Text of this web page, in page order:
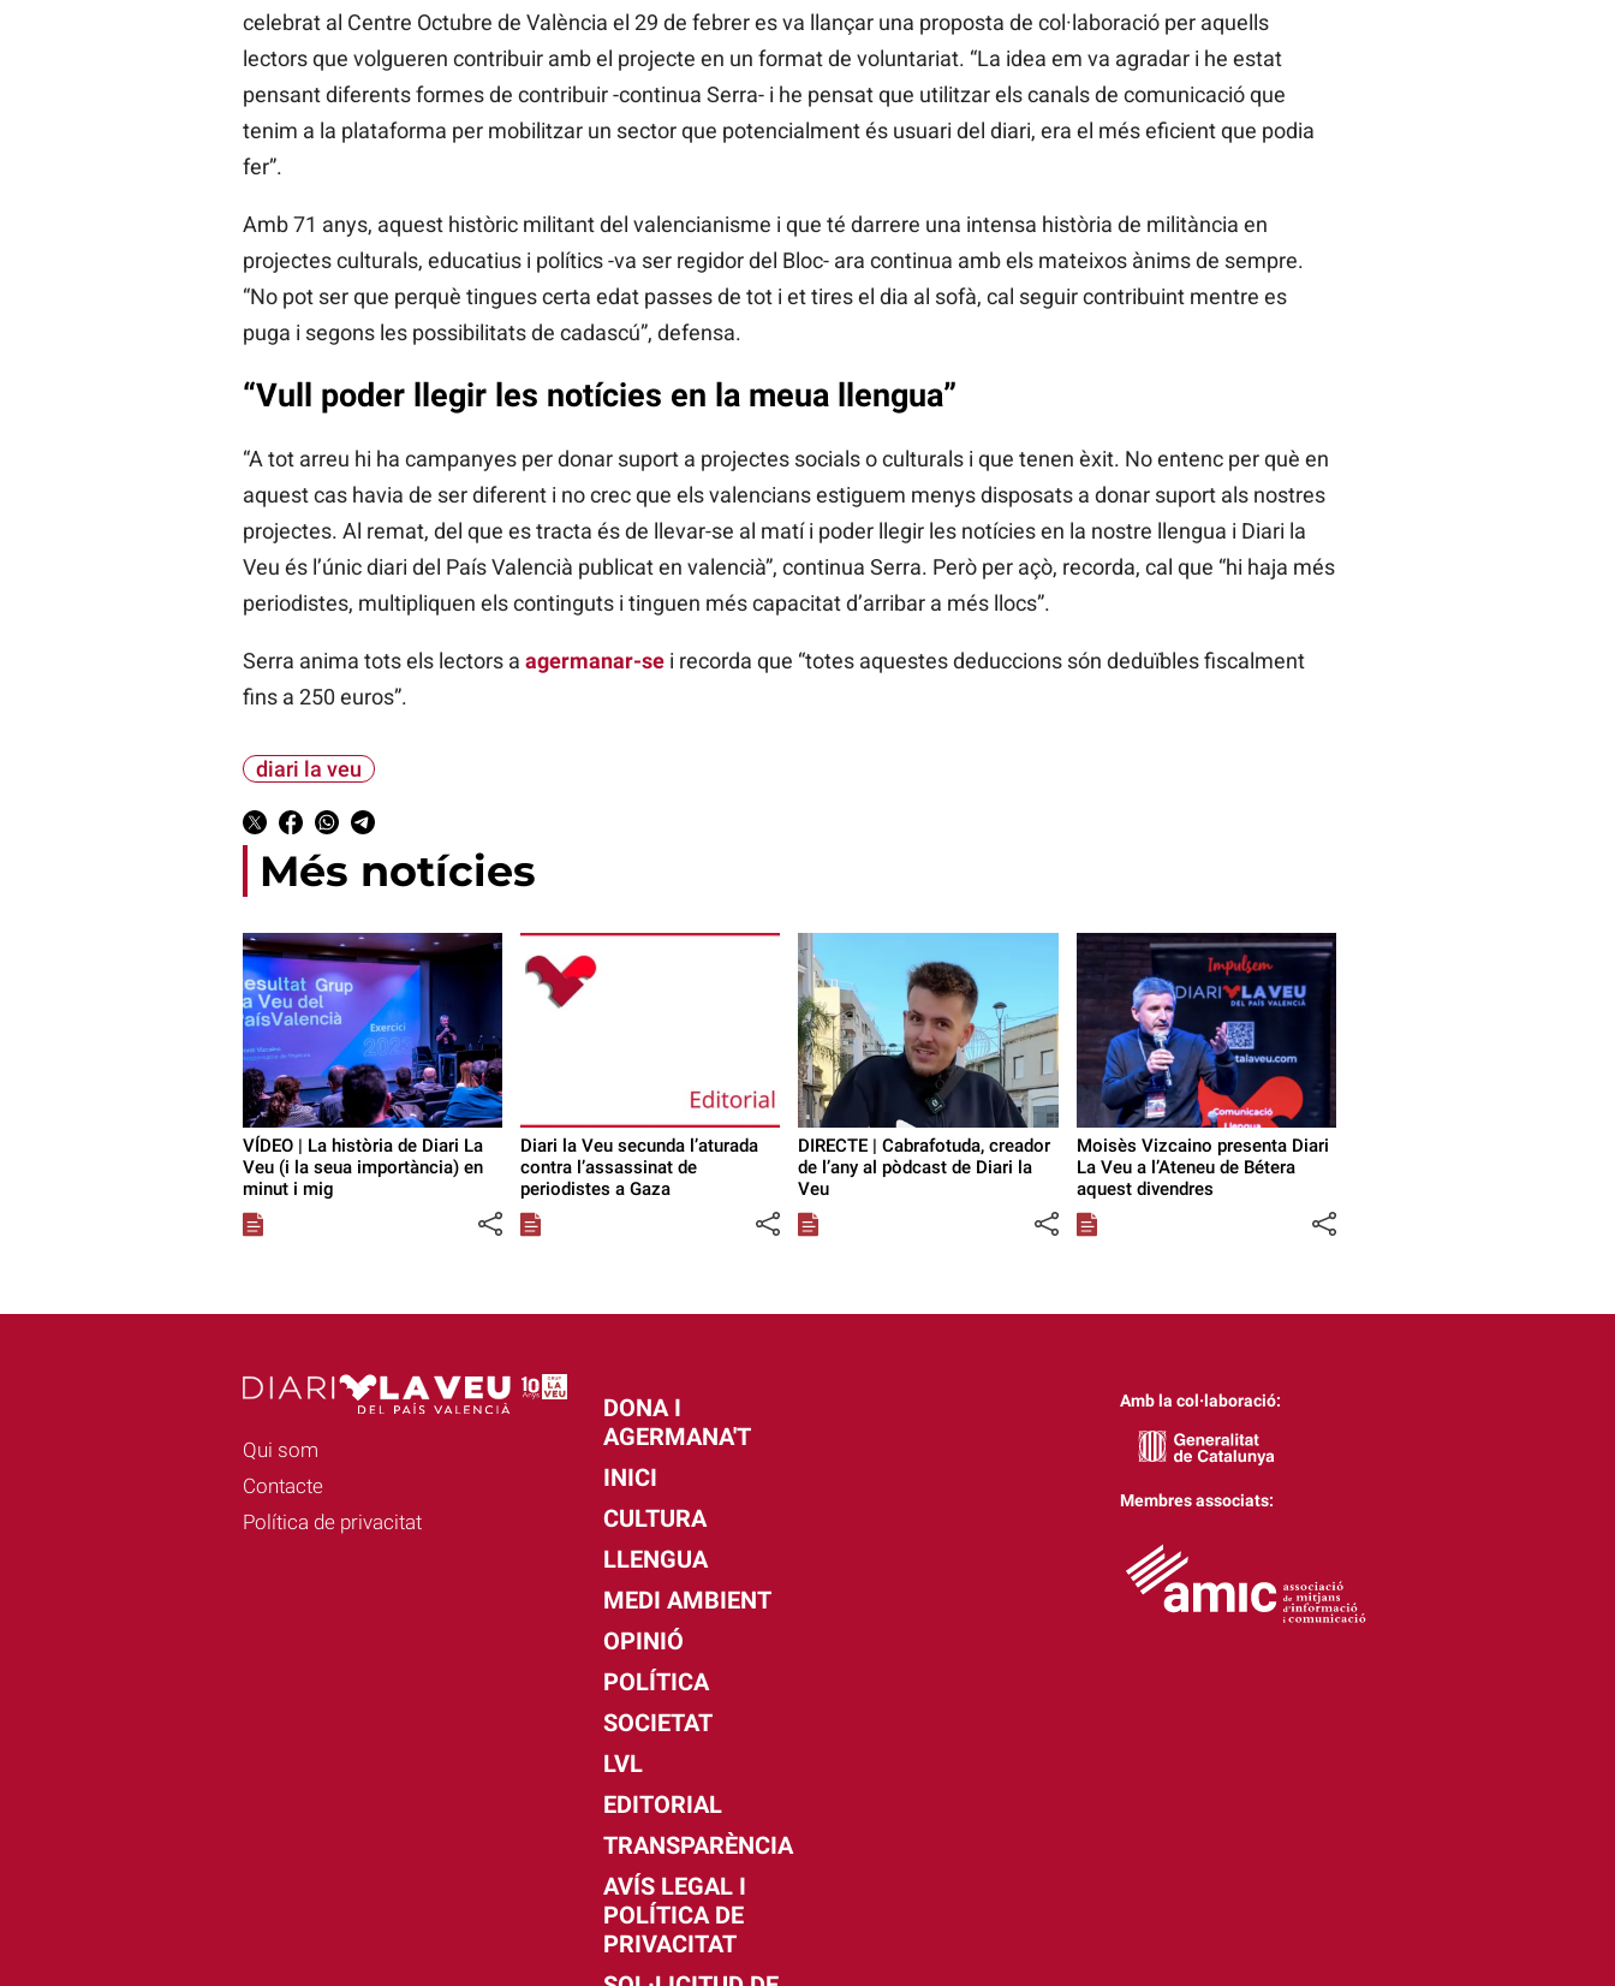
celebrat al Centre Octubre de València el 29 de febrer es va llançar una proposta de col·laboració per aquells
lectors que volgueren contribuir amb el projecte en un format de voluntariat. “La idea em va agradar i he estat
pensant diferents formes de contribuir -continua Serra- i he pensat que utilitzar els canals de comunicació que
tenim a la plataforma per mobilitzar un sector que potencialment és usuari del diari, era el més eficient que podia
fer”.
Amb 71 anys, aquest històric militant del valencianisme i que té darrere una intensa història de militància en
projectes culturals, educatius i polítics -va ser regidor del Bloc- ara continua amb els mateixos ànims de sempre.
“No pot ser que perquè tingues certa edat passes de tot i et tires el dia al sofà, cal seguir contribuint mentre es
puga i segons les possibilitats de cadascú”, defensa.
“Vull poder llegir les notícies en la meua llengua”
“A tot arreu hi ha campanyes per donar suport a projectes socials o culturals i que tenen èxit. No entenc per què en
aquest cas havia de ser diferent i no crec que els valencians estiguem menys disposats a donar suport als nostres
projectes. Al remat, del que es tracta és de llevar-se al matí i poder llegir les notícies en la nostre llengua i Diari la
Veu és l’únic diari del País Valencià publicat en valencià”, continua Serra. Però per açò, recorda, cal que “hi haja més
periodistes, multipliquen els continguts i tinguen més capacitat d’arribar a més llocs”.
Serra anima tots els lectors a agermanar-sei recorda que “totes aquestes deduccions són deduïbles fiscalment
fins a 250 euros”.
diari la veu
Més notícies
VÍDEO | La història de Diari La
Veu (i la seua importància) en
minut i mig
Diari la Veu secunda l’aturada
contra l’assassinat de
periodistes a Gaza
DIRECTE | Cabrafotuda, creador
de l’any al pòdcast de Diari la
Veu
Moisès Vizcaino presenta Diari
La Veu a l’Ateneu de Bétera
aquest divendres
Qui som
Contacte
Política de privacitat
DONA I
AGERMANA'T
INICI
CULTURA
LLENGUA
MEDI AMBIENT
OPINIÓ
POLÍTICA
SOCIETAT
LVL
EDITORIAL
TRANSPARÈNCIA
AVÍS LEGAL I
POLÍTICA DE
PRIVACITAT
Amb la col·laboració:
Membres associats: